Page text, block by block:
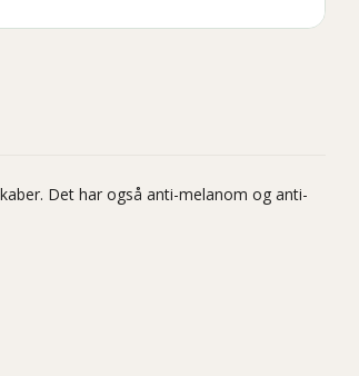
Det har også anti-melanom og anti-